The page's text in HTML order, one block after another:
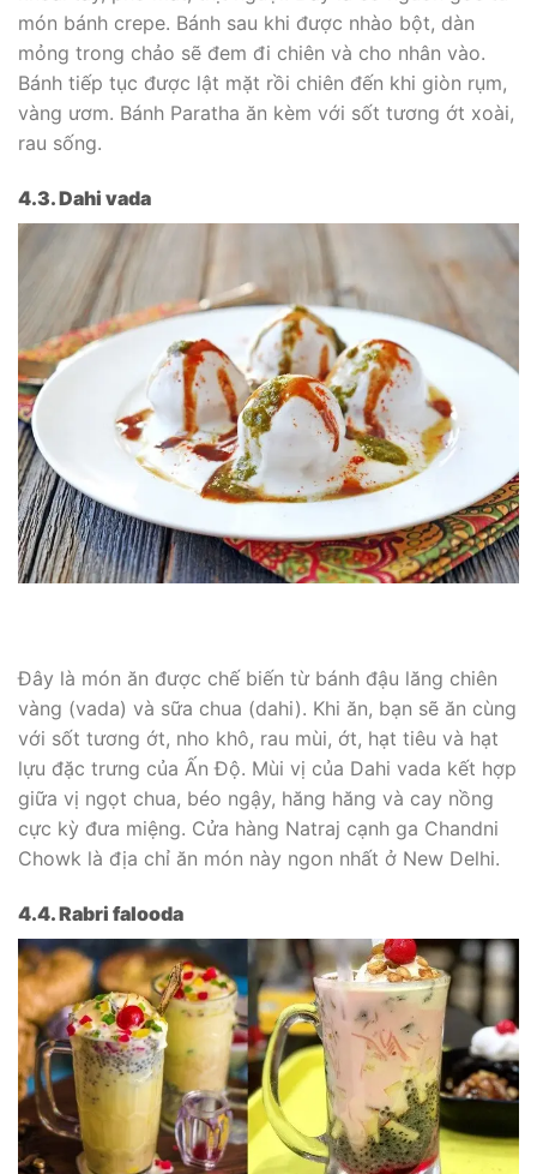
món bánh crepe. Bánh sau khi được nhào bột, dàn
mỏng trong chảo sẽ đem đi chiên và cho nhân vào.
Bánh tiếp tục được lật mặt rồi chiên đến khi giòn rụm,
vàng ươm. Bánh Paratha ăn kèm với sốt tương ớt xoài,
rau sống.
4.3. Dahi vada
Đây là món ăn được chế biến từ bánh đậu lăng chiên
vàng (vada) và sữa chua (dahi). Khi ăn, bạn sẽ ăn cùng
với sốt tương ớt, nho khô, rau mùi, ớt, hạt tiêu và hạt
lựu đặc trưng của Ấn Độ. Mùi vị của Dahi vada kết hợp
giữa vị ngọt chua, béo ngậy, hăng hăng và cay nồng
cực kỳ đưa miệng. Cửa hàng Natraj cạnh ga Chandni
Chowk là địa chỉ ăn món này ngon nhất ở New Delhi.
4.4. Rabri falooda